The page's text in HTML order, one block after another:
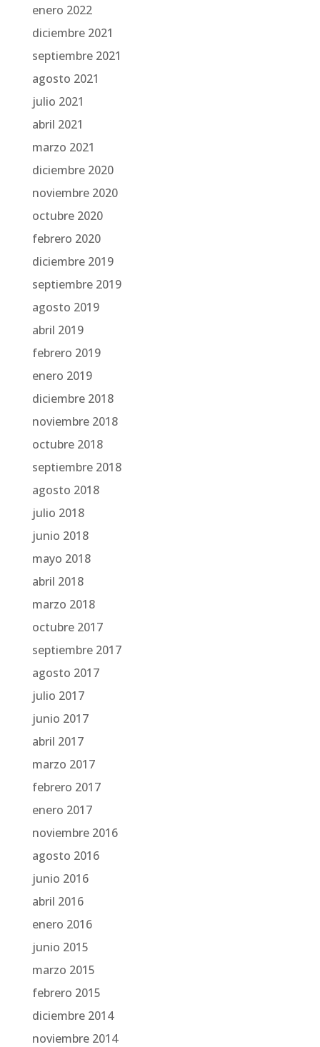
enero 2022
diciembre 2021
septiembre 2021
agosto 2021
julio 2021
abril 2021
marzo 2021
diciembre 2020
noviembre 2020
octubre 2020
febrero 2020
diciembre 2019
septiembre 2019
agosto 2019
abril 2019
febrero 2019
enero 2019
diciembre 2018
noviembre 2018
octubre 2018
septiembre 2018
agosto 2018
julio 2018
junio 2018
mayo 2018
abril 2018
marzo 2018
octubre 2017
septiembre 2017
agosto 2017
julio 2017
junio 2017
abril 2017
marzo 2017
febrero 2017
enero 2017
noviembre 2016
agosto 2016
junio 2016
abril 2016
enero 2016
junio 2015
marzo 2015
febrero 2015
diciembre 2014
noviembre 2014